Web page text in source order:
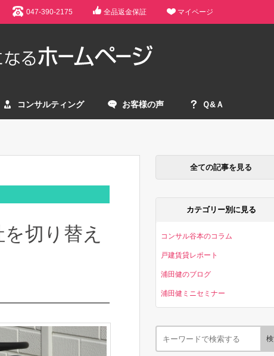
047-390-2175 全品返金保証 マイページ
コンサルティング お客様の声 Ｑ&Ａ
切り替え
全ての記事を見る
カテゴリー別に見る
コンサル谷本のコラム
戸建賃貸レポート
浦田健のブログ
浦田健ミニセミナー